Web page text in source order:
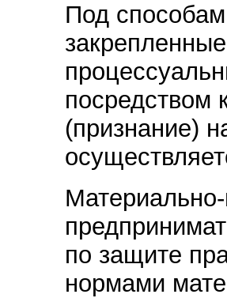
Под
посредством
(признание)
по защите
нормами